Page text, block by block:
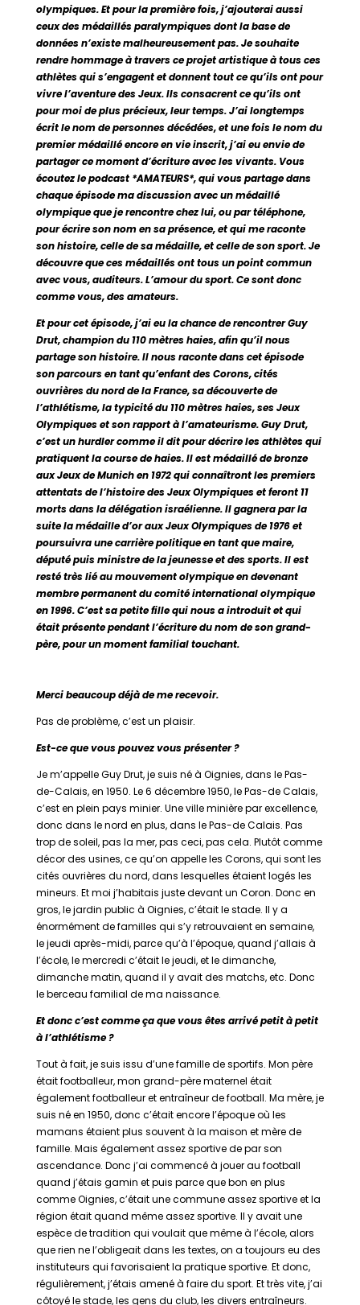
olympiques. Et pour la première fois, j’ajouterai aussi
ceux des médaillés paralympiques dont la base de
données n’existe malheureusement pas. Je souhaite
rendre hommage à travers ce projet artistique à tous ces
athlètes qui s’engagent et donnent tout ce qu’ils ont pour
vivre l’aventure des Jeux. Ils consacrent ce qu’ils ont
pour moi de plus précieux, leur temps. J’ai longtemps
écrit le nom de personnes décédées, et une fois le nom du
premier médaillé encore en vie inscrit, j’ai eu envie de
partager ce moment d’écriture avec les vivants. Vous
écoutez le podcast *AMATEURS*, qui vous partage dans
chaque épisode ma discussion avec un médaillé
olympique que je rencontre chez lui, ou par téléphone,
pour écrire son nom en sa présence, et qui me raconte
son histoire, celle de sa médaille, et celle de son sport. Je
découvre que ces médaillés ont tous un point commun
avec vous, auditeurs. L’amour du sport. Ce sont donc
comme vous, des amateurs.
Et pour cet épisode, j’ai eu la chance de rencontrer Guy
Drut, champion du 110 mètres haies, afin qu’il nous
partage son histoire. Il nous raconte dans cet épisode
son parcours en tant qu’enfant des Corons, cités
ouvrières du nord de la France, sa découverte de
l’athlétisme, la typicité du 110 mètres haies, ses Jeux
Olympiques et son rapport à l’amateurisme. Guy Drut,
c’est un hurdler comme il dit pour décrire les athlètes qui
pratiquent la course de haies. Il est médaillé de bronze
aux Jeux de Munich en 1972 qui connaîtront les premiers
attentats de l’histoire des Jeux Olympiques et feront 11
morts dans la délégation israélienne. Il gagnera par la
suite la médaille d’or aux Jeux Olympiques de 1976 et
poursuivra une carrière politique en tant que maire,
député puis ministre de la jeunesse et des sports. Il est
resté très lié au mouvement olympique en devenant
membre permanent du comité international olympique
en 1996. C’est sa petite fille qui nous a introduit et qui
était présente pendant l’écriture du nom de son grand-
père, pour un moment familial touchant.
Merci beaucoup déjà de me recevoir.
Pas de problème, c’est un plaisir.
Est-ce que vous pouvez vous présenter ?
Je m’appelle Guy Drut, je suis né à Oignies, dans le Pas-
de-Calais, en 1950. Le 6 décembre 1950, le Pas-de Calais,
c’est en plein pays minier. Une ville minière par excellence,
donc dans le nord en plus, dans le Pas-de Calais. Pas
trop de soleil, pas la mer, pas ceci, pas cela. Plutôt comme
décor des usines, ce qu’on appelle les Corons, qui sont les
cités ouvrières du nord, dans lesquelles étaient logés les
mineurs. Et moi j’habitais juste devant un Coron. Donc en
gros, le jardin public à Oignies, c’était le stade. Il y a
énormément de familles qui s’y retrouvaient en semaine,
le jeudi après-midi, parce qu’à l’époque, quand j’allais à
l’école, le mercredi c’était le jeudi, et le dimanche,
dimanche matin, quand il y avait des matchs, etc. Donc
le berceau familial de ma naissance.
Et donc c’est comme ça que vous êtes arrivé petit à petit
à l’athlétisme ?
Tout à fait, je suis issu d’une famille de sportifs. Mon père
était footballeur, mon grand-père maternel était
également footballeur et entraîneur de football. Ma mère, je
suis né en 1950, donc c’était encore l’époque où les
mamans étaient plus souvent à la maison et mère de
famille. Mais également assez sportive de par son
ascendance. Donc j’ai commencé à jouer au football
quand j’étais gamin et puis parce que bon en plus
comme Oignies, c’était une commune assez sportive et la
région était quand même assez sportive. Il y avait une
espèce de tradition qui voulait que même à l’école, alors
que rien ne l’obligeait dans les textes, on a toujours eu des
instituteurs qui favorisaient la pratique sportive. Et donc,
régulièrement, j’étais amené à faire du sport. Et très vite, j’ai
côtoyé le stade, les gens du club, les divers entraîneurs.